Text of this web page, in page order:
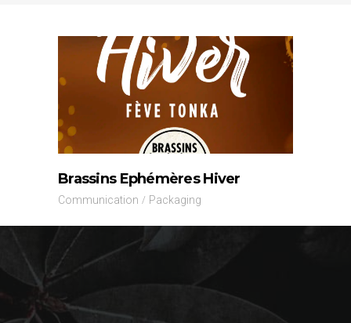
Brassins Ephémères Hiver
Communication Packaging